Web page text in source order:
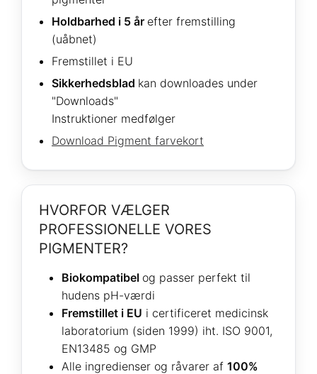
Holdbarhed i 5 år efter fremstilling
(uåbnet)
Fremstillet i EU
Sikkerhedsblad kan downloades under
"Downloads"
Instruktioner medfølger
Download Pigment farvekort
HVORFOR VÆLGER
PROFESSIONELLE VORES
PIGMENTER?
Biokompatibel og passer perfekt til
hudens pH-værdi
Fremstillet i EU i certificeret medicinsk
laboratorium (siden 1999) iht. ISO 9001,
EN13485 og GMP
Alle ingredienser og råvarer af 100%